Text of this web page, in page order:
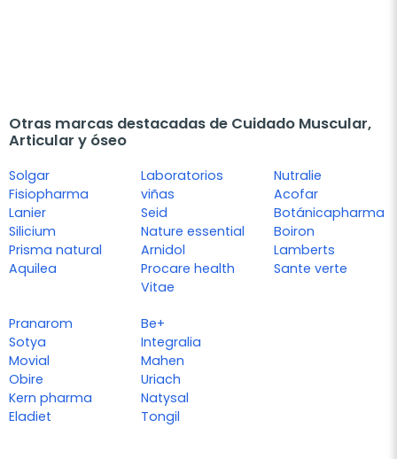
Otras marcas destacadas de Cuidado Muscular,
Articular y óseo
Solgar
Fisiopharma
Lanier
Silicium
Prisma natural
Aquilea
Laboratorios
viñas
Seid
Nature essential
Arnidol
Procare health
Vitae
Nutralie
Acofar
Botánicapharma
Boiron
Lamberts
Sante verte
Pranarom
Sotya
Movial
Obire
Kern pharma
Eladiet
Be+
Integralia
Mahen
Uriach
Natysal
Tongil